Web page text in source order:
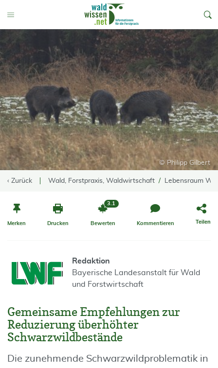
Toggle Menu
© Philipp Gilbert
‹ Zurück Wald, Forstpraxis, Waldwirtschaft Lebensraum
Merken Drucken Bewerten
3.1
Kommentieren Teilen
Redaktion
Bayerische Landesanstalt für Wald
und Forstwirtschaft
Gemeinsame Empfehlungen zur
Reduzierung überhöhter
Schwarzwildbestände
Die zunehmende Schwarzwildproblematik in